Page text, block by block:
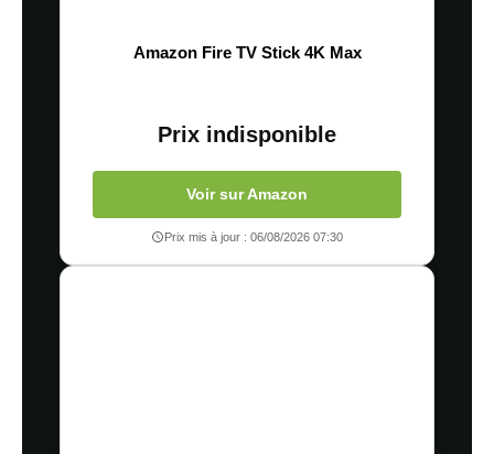
Amazon Fire TV Stick 4K Max
Prix indisponible
Voir sur Amazon
Prix mis à jour : 06/08/2026 07:30